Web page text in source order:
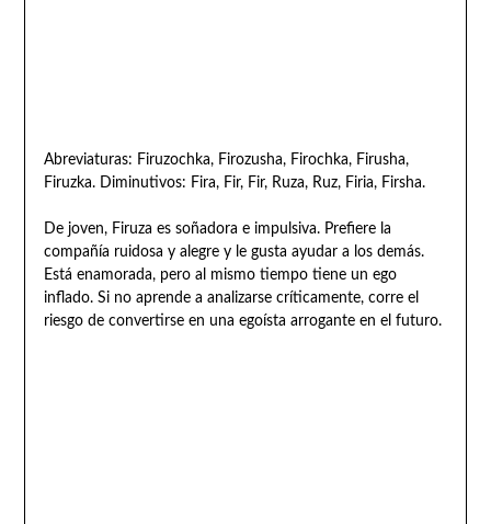
Abreviaturas: Firuzochka, Firozusha, Firochka, Firusha,
Firuzka. Diminutivos: Fira, Fir, Fir, Ruza, Ruz, Firia, Firsha.
De joven, Firuza es soñadora e impulsiva. Prefiere la
compañía ruidosa y alegre y le gusta ayudar a los demás.
Está enamorada, pero al mismo tiempo tiene un ego
inflado. Si no aprende a analizarse críticamente, corre el
riesgo de convertirse en una egoísta arrogante en el futuro.